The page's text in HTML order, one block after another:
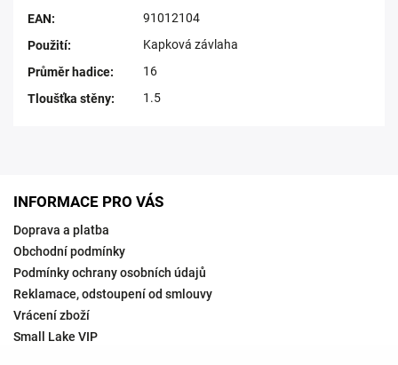
EAN:
91012104
Použití:
Kapková závlaha
Průměr hadice:
16
Tloušťka stěny: 1.5
INFORMACE PRO VÁS
Doprava a platba
Obchodní podmínky
Podmínky ochrany osobních údajů
Reklamace, odstoupení od smlouvy
Vrácení zboží
Small Lake VIP